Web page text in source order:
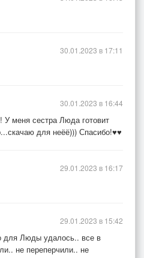
30.01.2023 в 17:11
меня сестра Люда готовит
для неёё))) Спасибо!♥♥
30.01.2023 в 16:44
29.01.2023 в 16:17
для Люды удалось.. все в
не переперчили.. не
29.01.2023 в 15:42